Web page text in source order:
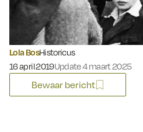
Lola BosHistoricus
Gepubliceerd op:
16 april 2019Update 4 maart 2025
Bewaar bericht